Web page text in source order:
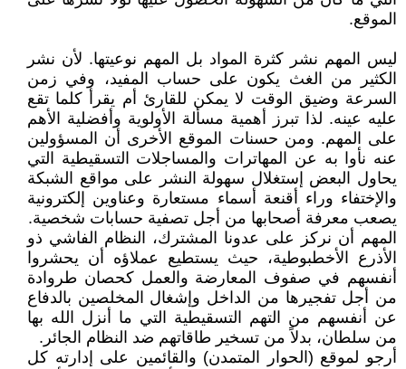
الموقع.
ليس المهم نشر كثرة المواد بل المهم نوعيتها. لأن نشر
الكثير من الغث يكون على حساب المفيد، وفي زمن
السرعة وضيق الوقت لا يمكن للقارئ أم يقرأ كلما تقع
عليه عينه. لذا تبرز أهمية مسألة الأولوية وأفضلية الأهم
على المهم. ومن حسنات الموقع الأخرى أن المسؤولين
عنه نأوا به عن المهاترات والمساجلات التسقيطية التي
يحاول البعض إستغلال سهولة النشر على مواقع الشبكة
والإختفاء وراء أقنعة أسماء مستعارة وعناوين إلكترونية
يصعب معرفة أصحابها من أجل تصفية حسابات شخصية.
المهم أن نركز على عدونا المشترك، النظام الفاشي ذو
الأذرع الأخطبوطية، حيث يستطيع عملاؤه أن يحشروا
أنفسهم في صفوف المعارضة والعمل كحصان طروادة
من أجل تفجيرها من الداخل وإشغال المخلصين بالدفاع
عن أنفسهم من التهم التسقيطية التي ما أنزل الله بها
من سلطان، بدلاً من تسخير طاقاتهم ضد النظام الجائر.
أرجو لموقع (الحوار المتمدن) والقائمين على إدارته كل